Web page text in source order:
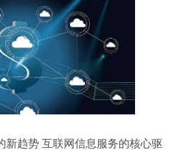
新趋势 互联网信息服务的核心驱